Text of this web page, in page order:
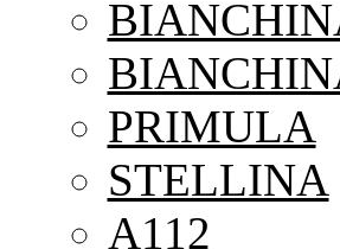
PRIMULA
STELLINA
A112